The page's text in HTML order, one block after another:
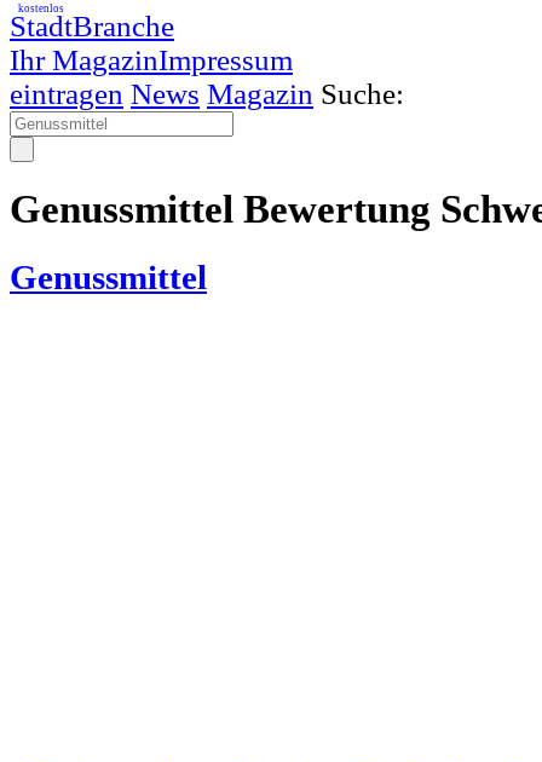
StadtBranche
Ihr MagazinImpressum
kostenlos
eintragen News Magazin Suche:
Genussmittel Bewertung
Genussmittel